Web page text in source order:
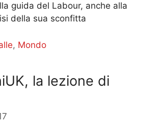
guida del Labour, anche alla
della sua sconfitta
, Mondo
la lezione di